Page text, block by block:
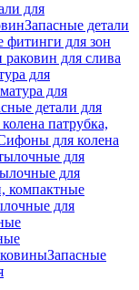
для
Запасные детали
фитинги для зон
для слива
для
для
детали для
патрубка,
для колена
для
для
компактные
для
Запасные